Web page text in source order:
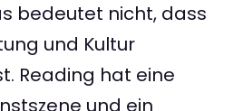
bedeutet nicht, dass
und Kultur
Reading hat eine